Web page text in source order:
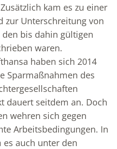
kam es zu einer
zur Unterschreitung von
bis dahin gültigen
waren.
haben sich 2014
Sparmaßnahmen des
dauert seitdem an. Doch
wehren sich gegen
Arbeitsbedingungen. In
es auch unter den